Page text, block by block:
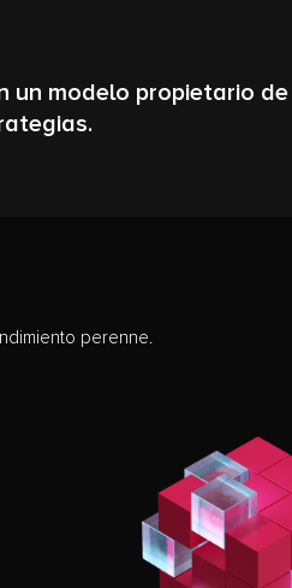
un modelo propietario
perenne.